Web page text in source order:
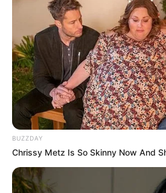
Les courses au CROISE
BUZZDAY
Chrissy Metz Is So Skinny Now And